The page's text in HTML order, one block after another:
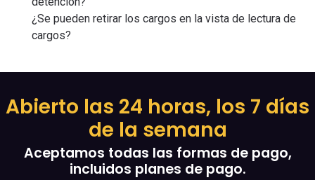
¿Se pueden retirar los cargos en la vista de lectura de
cargos?
Abierto las 24 horas, los 7 días
de la semana
Aceptamos todas las formas de pago,
incluidos planes de pago.